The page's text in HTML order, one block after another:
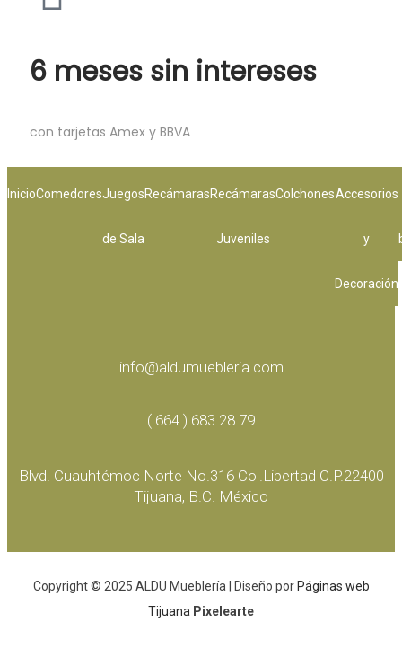
6 meses sin intereses
con tarjetas Amex y BBVA
InicioComedoresJuegos
de Sala
RecámarasRecámaras
Juveniles
ColchonesAccesorios
y
Decoración
info@aldumuebleria.com
( 664 ) 683 28 79
Blvd. Cuauhtémoc Norte No.316 Col.Libertad C.P.22400
Tijuana, B.C. México
Copyright © 2025 ALDU Mueblería | Diseño por Páginas web
Tijuana Pixelearte